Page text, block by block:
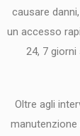
causare
un accesso
24, 7
Oltre agli
manutenzione